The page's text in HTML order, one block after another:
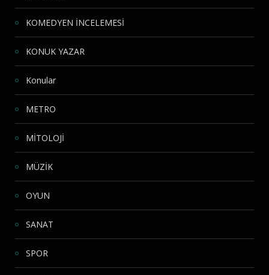
KOMEDYEN İNCELEMESİ
KONUK YAZAR
Konular
METRO
MİTOLOJİ
MÜZİK
OYUN
SANAT
SPOR